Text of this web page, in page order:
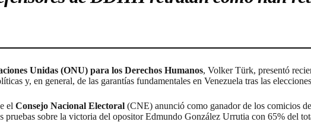
Unidas (ONU) para los Derechos Humanos, Volker Türk, presentó
y, en general, de las garantías fundamentales en Venezuela tras las
el Consejo Nacional Electoral (CNE) anunció como ganador de los comicios
pruebas sobre la victoria del opositor Edmundo González Urrutia con 65% del